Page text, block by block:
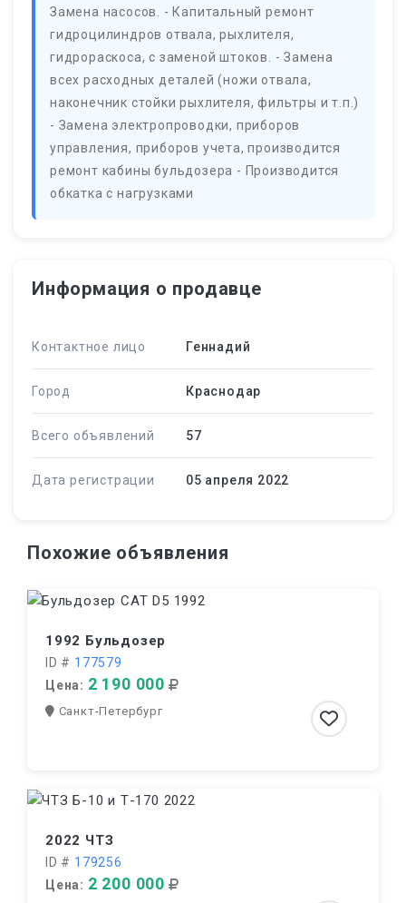
Замена насосов. - Капитальный ремонт
гидроцилиндров отвала, рыхлителя,
гидрораскоса, с заменой штоков. - Замена
всех расходных деталей (ножи отвала,
наконечник стойки рыхлителя, фильтры и т.п.)
- Замена электропроводки, приборов
управления, приборов учета, производится
ремонт кабины бульдозера - Производится
обкатка с нагрузками
Информация о продавце
Контактное лицо Геннадий
Город Краснодар
Всего объявлений 57
Дата регистрации 05 апреля 2022
Похожие объявления
1992 Бульдозер
ID # 177579
Цена: 2 190 000
Санкт-Петербург
2022 ЧТЗ
ID # 179256
Цена: 2 200 000